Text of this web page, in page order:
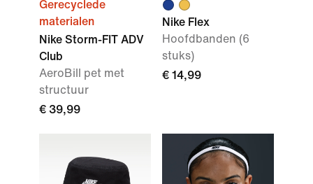
Gerecyclede
materialen
Nike Storm-FIT ADV
Club
AeroBill pet met
structuur
€ 39,99
Nike Flex
Hoofdbanden (6
stuks)
€ 14,99